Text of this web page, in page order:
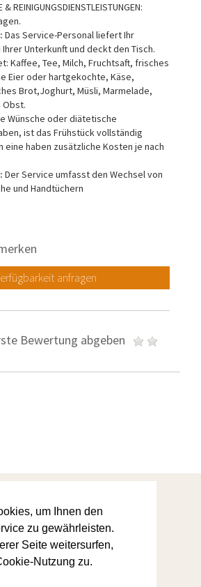
um Ihnen den
zu gewährleisten.
Seite weitersurfen,
Nutzung zu.
& REINIGUNGSDIENSTLEISTUNGEN:
Das Service-Personal liefert Ihr
Unterkunft und deckt den Tisch.
Kaffee, Tee, Milch, Fruchtsaft, frisches
Eier oder hartgekochte, Käse,
Brot,Joghurt, Müsli, Marmelade,
Obst.
Wünsche oder diätetische
ist das Frühstück vollständig
eine haben zusätzliche Kosten je nach
Der Service umfasst den Wechsel von
und Handtüchern
anfragen
Bewertung abgeben
Warum wir
Ihre Favoriten
Kontaktanfrage
Datenschutz